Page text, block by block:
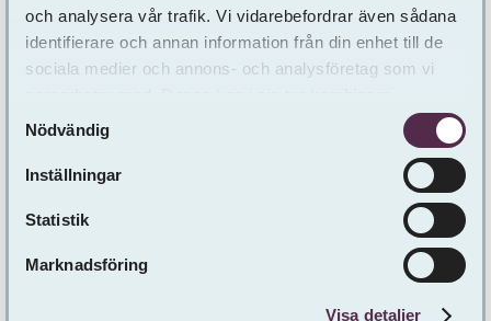
och analysera vår trafik. Vi vidarebefordrar även sådana
identifierare och annan information från din enhet till de
sociala medier och annons- och analysföretag som vi
informationen med annan information som du har
tillhandahållit eller som de har samlat in från andra än
oss.
Samtyckesval
Nödvändig
Inställningar
Statistik
Marknadsföring
Visa detaljer
Diskussion om andra
delen av Trä vs. betong
Svenskt trä och Träbyggnadskansliet skrev en
debattartikel 8 dec 2025 med anledning av andra
delen av vår studie Trä vs. betong. Den finns att
skogen för alla träd? | Byggvärlden
IVL Svenska Miljöinstitutet och Sveafastigheter